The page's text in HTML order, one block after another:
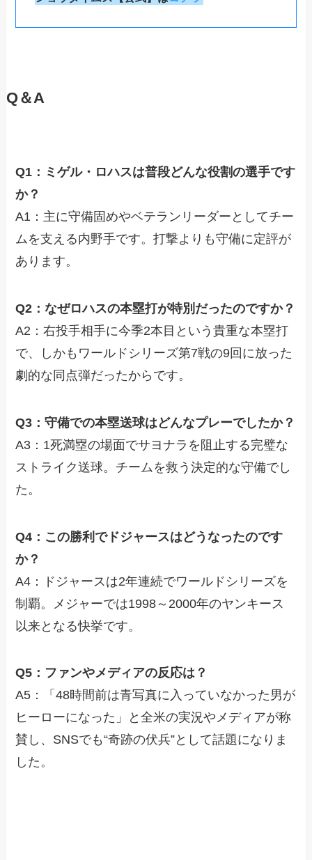
Q＆A
Q1：ミゲル・ロハスは普段どんな役割の選手です
か？
A1：主に守備固めやベテランリーダーとしてチー
ムを支える内野手です。打撃よりも守備に定評が
あります。
Q2：なぜロハスの本塁打が特別だったのですか？
A2：右投手相手に今季2本目という貴重な本塁打
で、しかもワールドシリーズ第7戦の9回に放った
劇的な同点弾だったからです。
Q3：守備での本塁送球はどんなプレーでしたか？
A3：1死満塁の場面でサヨナラを阻止する完璧な
ストライク送球。チームを救う決定的な守備でし
た。
Q4：この勝利でドジャースはどうなったのです
か？
A4：ドジャースは2年連続でワールドシリーズを
制覇。メジャーでは1998～2000年のヤンキース
以来となる快挙です。
Q5：ファンやメディアの反応は？
A5：「48時間前は青写真に入っていなかった男が
ヒーローになった」と全米の実況やメディアが称
賛し、SNSでも“奇跡の伏兵”として話題になりま
した。